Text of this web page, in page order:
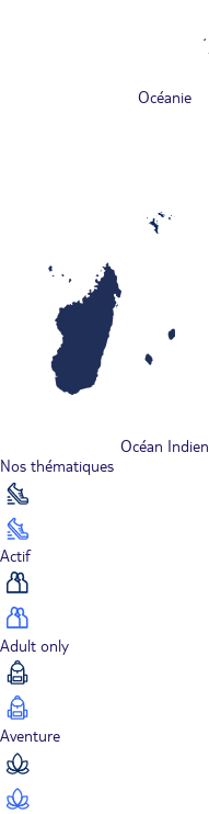
Océanie
Océan Indien
Nos thématiques
Actif
Adult only
Aventure